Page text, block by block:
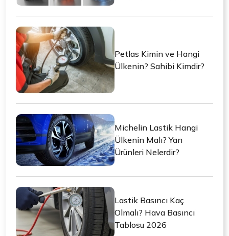
Petlas Kimin ve Hangi
Ülkenin? Sahibi Kimdir?
Michelin Lastik Hangi
Ülkenin Malı? Yan
Ürünleri Nelerdir?
Lastik Basıncı Kaç
Olmalı? Hava Basıncı
Tablosu 2026